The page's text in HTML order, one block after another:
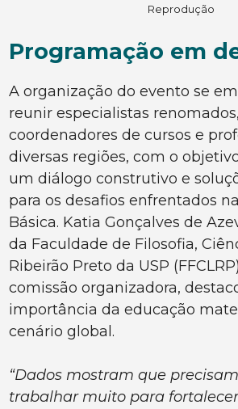
Reprodução
Programação em
A organização do evento se
reunir especialistas renomados,
coordenadores de cursos e
diversas regiões, com o
um diálogo construtivo e
para os desafios enfrentados
Básica. Katia Gonçalves de
da Faculdade de Filosofia,
Ribeirão Preto da USP
comissão organizadora,
importância da educação
cenário global.
“Dados mostram que
trabalhar muito para